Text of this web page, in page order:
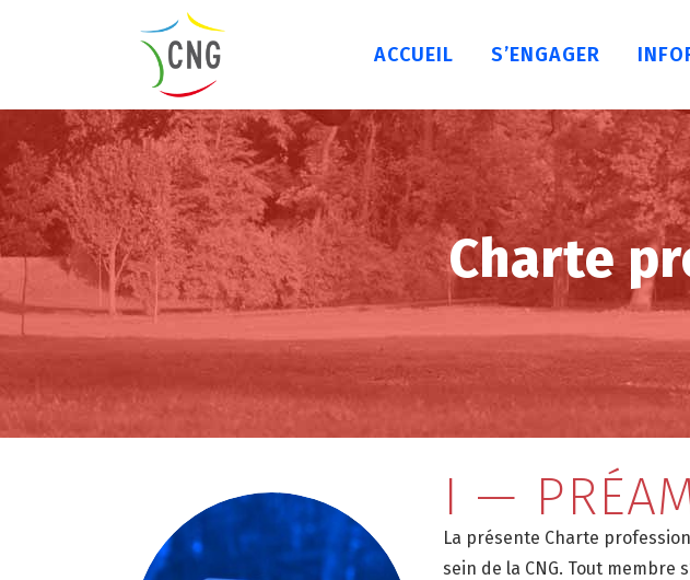
ACCUEIL S’ENGAGER
Charte
I —
La présente Charte
sein de la CNG. Tout membre